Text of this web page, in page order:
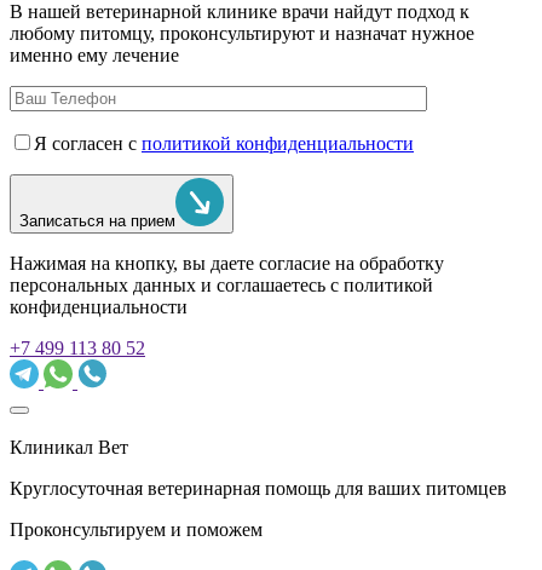
В нашей ветеринарной клинике врачи найдут подход к
любому питомцу, проконсультируют и назначат нужное
именно ему лечение
Я согласен с политикой конфиденциальности
Записаться на прием
Нажимая на кнопку, вы даете согласие на обработку
персональных данных и соглашаетесь c политикой
конфиденциальности
+7 499 113 80 52
Клиникал Вет
Круглосуточная ветеринарная помощь для ваших питомцев
Проконсультируем и поможем